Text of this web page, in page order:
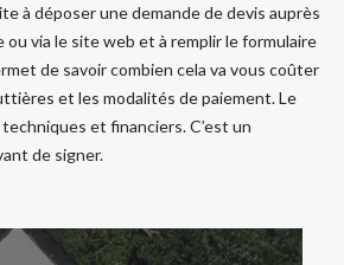
à déposer une demande de devis auprès
via le site web et à remplir le formulaire
de savoir combien cela va vous coûter
et les modalités de paiement. Le
et financiers. C’est un
de signer.